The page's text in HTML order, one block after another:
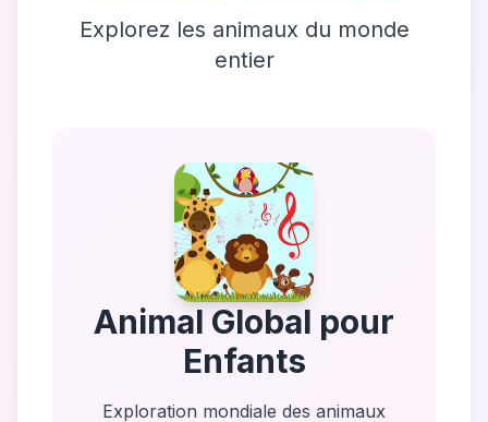
Explorez les animaux du monde
entier
Animal Global pour
Enfants
Exploration mondiale des animaux